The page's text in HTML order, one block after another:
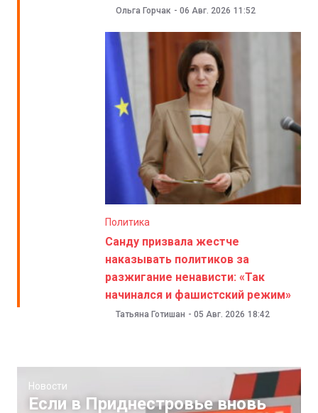
Ольга Горчак - 06 Авг. 2026 11:52
Политика
Санду призвала жестче
наказывать политиков за
разжигание ненависти: «Так
начинался и фашистский режим»
Татьяна Готишан - 05 Авг. 2026 18:42
Новости
Если в Приднестровье вновь